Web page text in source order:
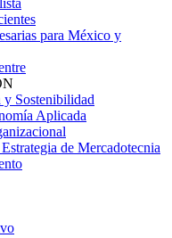
para México y
y Sostenibilidad
Aplicada
de Mercadotecnia